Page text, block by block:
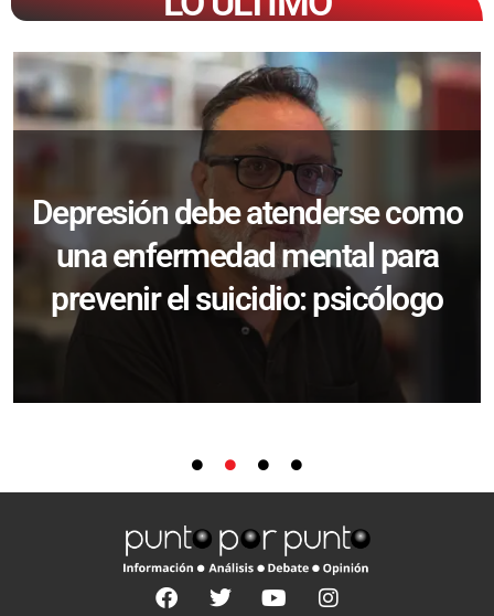
Depresión debe atenderse como
una enfermedad mental para
prevenir el suicidio: psicólogo